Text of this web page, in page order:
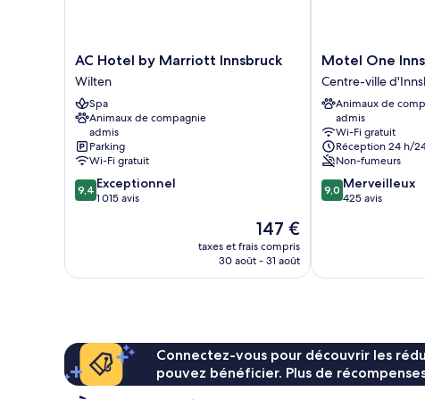
AC
Hotel
by
Marriott
Innsbruck
Wilten
AC Hotel by Marriott Innsbruck
Wilten
Spa
Animaux de compagnie
admis
Parking
Wi-Fi gratuit
9.4
sur
9,4 Exceptionnel
1 015 avis
Le
nouveau
prix
147 €
taxes et frais compris
30 août - 31 août
Motel
One
Innsbruck
Centre-
ville
d'Innsbruck
Motel One
Centre-ville
Animaux de
admis
Wi-Fi gratuit
Réception 24 h/
Non-fumeurs
9.0
sur
9,0 Merveilleux
425 avis
Connectez-vous pour découvrir les
pouvez bénéficier. Plus de